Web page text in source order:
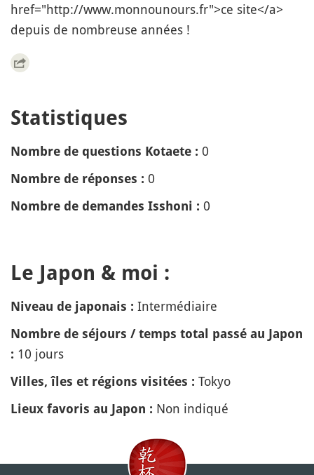
href="http://www.monnounours.fr">ce site</a>
depuis de nombreuse années !
Statistiques
Nombre de questions Kotaete : 0
Nombre de réponses : 0
Nombre de demandes Isshoni : 0
Le Japon & moi :
Niveau de japonais : Intermédiaire
Nombre de séjours / temps total passé au Japon
: 10 jours
Villes, îles et régions visitées : Tokyo
Lieux favoris au Japon : Non indiqué